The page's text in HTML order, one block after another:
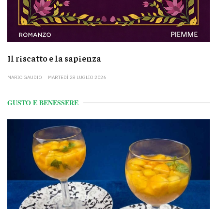
Il riscatto e la sapienza
MARIO GAUDIO MARTEDÌ 28 LUGLIO 2026
GUSTO E BENESSERE